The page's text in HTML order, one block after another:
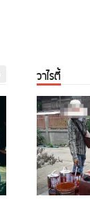
วาไรตี้